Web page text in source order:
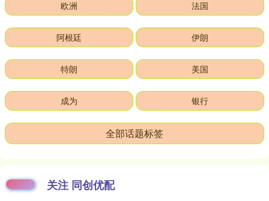
欧洲 法国
阿根廷 伊朗
特朗 美国
成为 银行
全部话题标签
关注 同创优配